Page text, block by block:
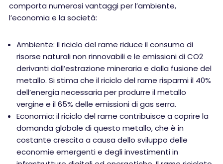
comporta numerosi vantaggi per l’ambiente,
l’economia e la società:
Ambiente: il riciclo del rame riduce il consumo di
risorse naturali non rinnovabili e le emissioni di CO2
derivanti dall’estrazione mineraria e dalla fusione del
metallo. Si stima che il riciclo del rame risparmi il 40%
dell’energia necessaria per produrre il metallo
vergine e il 65% delle emissioni di gas serra.
Economia: il riciclo del rame contribuisce a coprire la
domanda globale di questo metallo, che è in
costante crescita a causa dello sviluppo delle
economie emergenti e degli investimenti in